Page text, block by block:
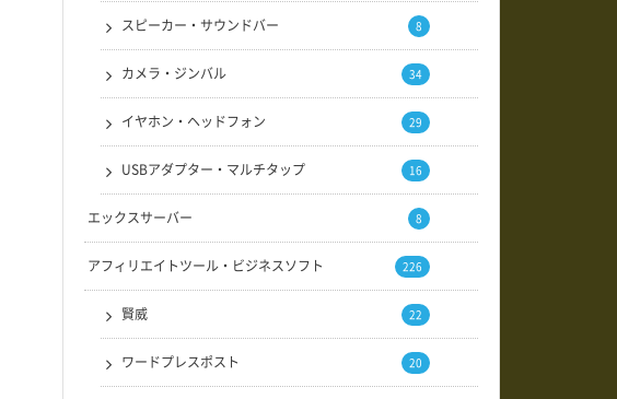
スピーカー・サウンドバー 8
カメラ・ジンバル 34
イヤホン・ヘッドフォン 29
USBアダプター・マルチタップ 16
エックスサーバー 8
アフィリエイトツール・ビジネスソフト 226
賢威 22
ワードプレスポスト 20